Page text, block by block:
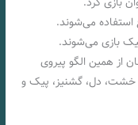
استفاده می‌شوند.
بازی می‌شوند.
از همین الگو پیروی
خشت، دل، گشنیز، پیک و